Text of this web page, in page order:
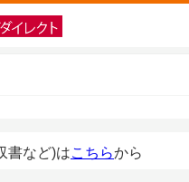
書など)はこちらから